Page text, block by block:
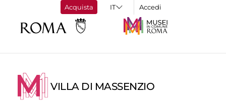
Acquista Accedi
VILLA DI MASSENZIO